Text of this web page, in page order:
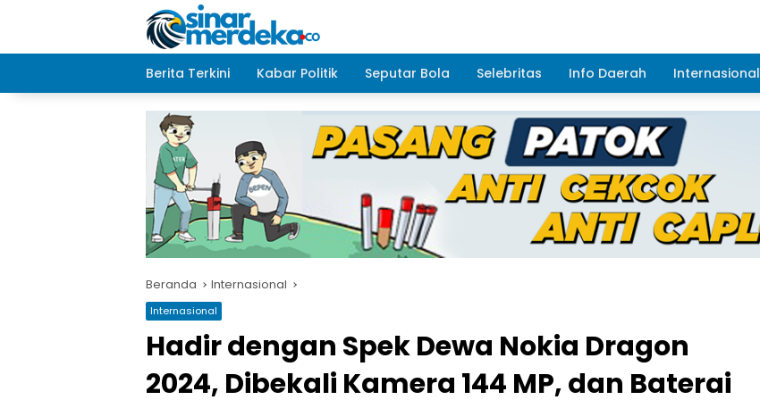
Berita Terkini
Kabar Politik Seputar Bola Selebritas Info Daerah Internasional
Beranda Internasional
Internasional
Hadir dengan Spek Dewa Nokia Dragon
2024, Dibekali Kamera 144 MP, dan Baterai